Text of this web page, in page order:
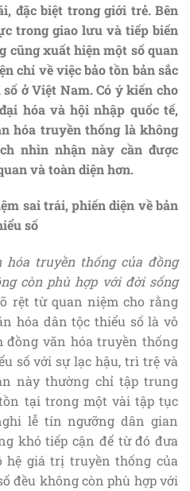
đặc biệt trong giới trẻ. Bên
trong giao lưu và tiếp biến
cũng xuất hiện một số quan
chí về việc bảo tồn bản sắc
ở Việt Nam. Có ý kiến cho
hóa và hội nhập quốc tế,
hóa truyền thống là không
nhìn nhận này cần được
và toàn diện hơn.
sai trái, phiến diện về bản
số
hóa truyền thống của đồng
còn phù hợp với đời sống
rệt từ quan niệm cho rằng
hóa dân tộc thiểu số là vô
đồng văn hóa truyền thống
số với sự lạc hậu, trì trệ và
này thường chỉ tập trung
tại trong một vài tập tục
lễ tín ngưỡng dân gian
khó tiếp cận để từ đó đưa
giá trị truyền thống của
đều không còn phù hợp với